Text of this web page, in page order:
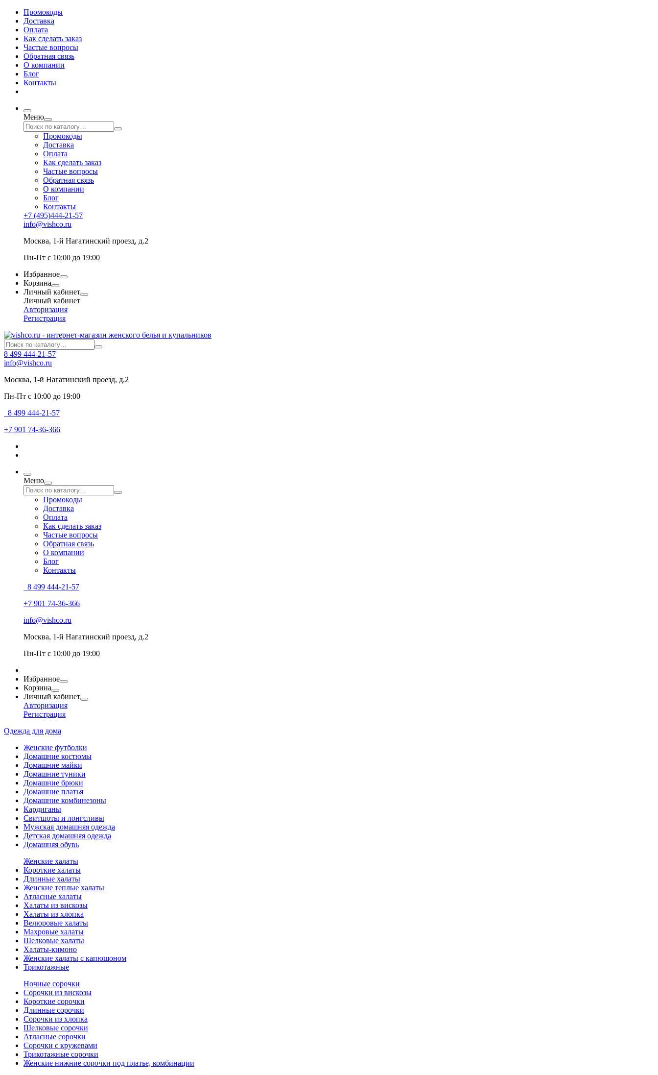
Промокоды
Доставка
Оплата
Как сделать заказ
Частые вопросы
Обратная связь
О компании
Блог
Контакты
Меню
Промокоды
Доставка
Оплата
Как сделать заказ
Частые вопросы
Обратная связь
О компании
Блог
Контакты
+7 (495)444-21-57
info@vishco.ru
Москва, 1-й Нагатинский проезд, д.2
Пн-Пт с 10:00 до 19:00
Избранное
Корзина
Личный кабинет
Личный кабинет
Авторизация
Регистрация
8 499 444-21-57
info@vishco.ru
Москва, 1-й Нагатинский проезд, д.2
Пн-Пт с 10:00 до 19:00
8 499 444-21-57
+7 901 74-36-366
Меню
Промокоды
Доставка
Оплата
Как сделать заказ
Частые вопросы
Обратная связь
О компании
Блог
Контакты
8 499 444-21-57
+7 901 74-36-366
info@vishco.ru
Москва, 1-й Нагатинский проезд, д.2
Пн-Пт с 10:00 до 19:00
Избранное
Корзина
Личный кабинет
Авторизация
Регистрация
Одежда для дома
Женские футболки
Домашние костюмы
Домашние майки
Домашние туники
Домашние брюки
Домашние платья
Домашние комбинезоны
Кардиганы
Свитшоты и лонгсливы
Мужская домашняя одежда
Детская домашняя одежда
Домашняя обувь
Женские халаты
Короткие халаты
Длинные халаты
Женские теплые халаты
Атласные халаты
Халаты из вискозы
Халаты из хлопка
Велюровые халаты
Махровые халаты
Шелковые халаты
Халаты-кимоно
Женские халаты с капюшоном
Трикотажные
Ночные сорочки
Сорочки из вискозы
Короткие сорочки
Длинные сорочки
Сорочки из хлопка
Шелковые сорочки
Атласные сорочки
Сорочки с кружевами
Трикотажные сорочки
Женские нижние сорочки под платье, комбинации